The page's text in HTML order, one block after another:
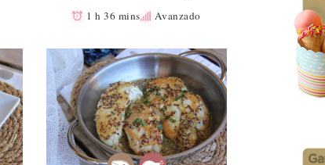
1 h 36 mins Avanzado